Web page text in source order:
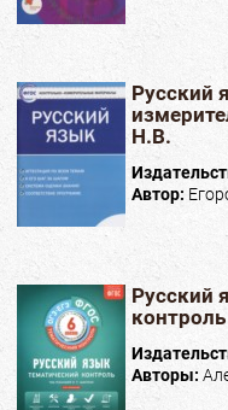
Русский
Н.В.
Автор:
Русский
Авторы: